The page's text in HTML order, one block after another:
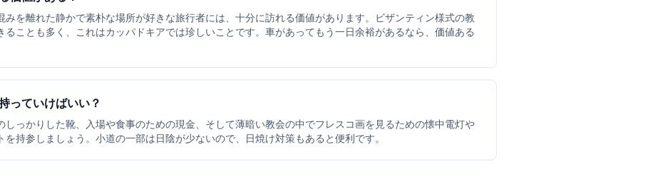
みを離れた静かで素朴な場所が好きな旅行者には、十分に訪れる価値があります。ビザンティン様式の教
ることも多く、これはカッパドキアでは珍しいことです。車があってもう一日余裕があるなら、価値ある
っていけばいい？
しっかりした靴、入場や食事のための現金、そして薄暗い教会の中でフレスコ画を見るための懐中電灯や
を持参しましょう。小道の一部は日陰が少ないので、日焼け対策もあると便利です。